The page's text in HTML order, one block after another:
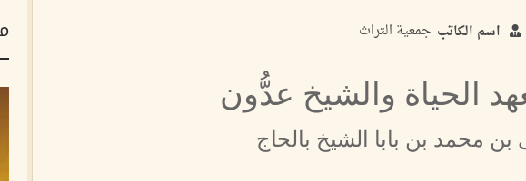
اسم الكاتب جمعية التراث
الحياة والشيخ عدُّون
محمد بن بابا الشيخ بالحاج